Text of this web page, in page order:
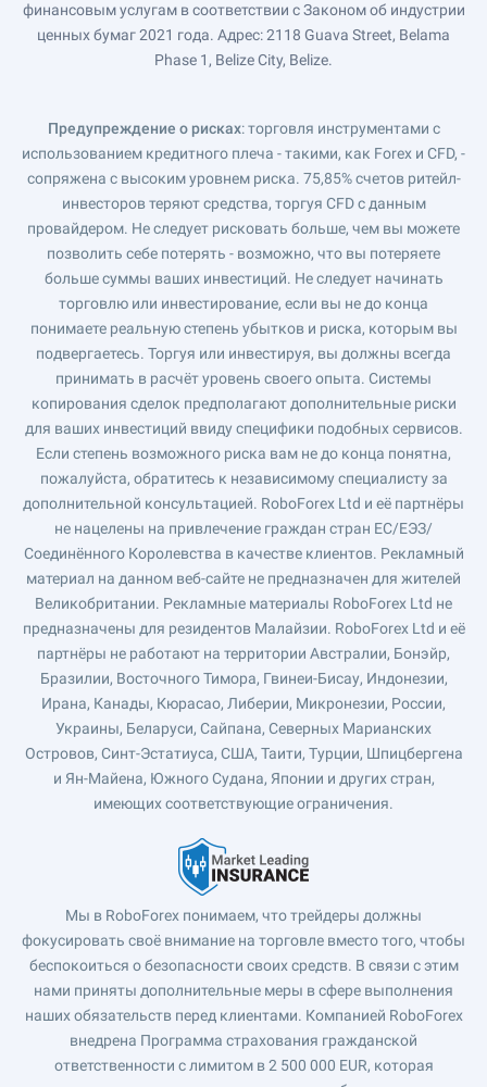
финансовым услугам в соответствии с Законом об индустрии
ценных бумаг 2021 года. Адрес: 2118 Guava Street, Belama
Phase 1, Belize City, Belize.
Предупреждение о рисках: торговля инструментами с
использованием кредитного плеча - такими, как Forex и CFD, -
сопряжена с высоким уровнем риска. 75,85% счетов ритейл-
инвесторов теряют средства, торгуя CFD с данным
провайдером. Не следует рисковать больше, чем вы можете
позволить себе потерять - возможно, что вы потеряете
больше суммы ваших инвестиций. Не следует начинать
торговлю или инвестирование, если вы не до конца
понимаете реальную степень убытков и риска, которым вы
подвергаетесь. Торгуя или инвестируя, вы должны всегда
принимать в расчёт уровень своего опыта. Системы
копирования сделок предполагают дополнительные риски
для ваших инвестиций ввиду специфики подобных сервисов.
Если степень возможного риска вам не до конца понятна,
пожалуйста, обратитесь к независимому специалисту за
дополнительной консультацией. RoboForex Ltd и её партнёры
не нацелены на привлечение граждан стран ЕС/ЕЭЗ/
Соединённого Королевства в качестве клиентов. Рекламный
материал на данном веб-сайте не предназначен для жителей
Великобритании. Рекламные материалы RoboForex Ltd не
предназначены для резидентов Малайзии. RoboForex Ltd и её
партнёры не работают на территории Австралии, Бонэйр,
Бразилии, Восточного Тимора, Гвинеи-Бисау, Индонезии,
Ирана, Канады, Кюрасао, Либерии, Микронезии, России,
Украины, Беларуси, Сайпана, Северных Марианских
Островов, Синт-Эстатиуса, США, Таити, Турции, Шпицбергена
и Ян-Майена, Южного Судана, Японии и других стран,
имеющих соответствующие ограничения.
Мы в RoboForex понимаем, что трейдеры должны
фокусировать своё внимание на торговле вместо того, чтобы
беспокоиться о безопасности своих средств. В связи с этим
нами приняты дополнительные меры в сфере выполнения
наших обязательств перед клиентами. Компанией RoboForex
внедрена Программа страхования гражданской
ответственности с лимитом в 2 500 000 EUR, которая